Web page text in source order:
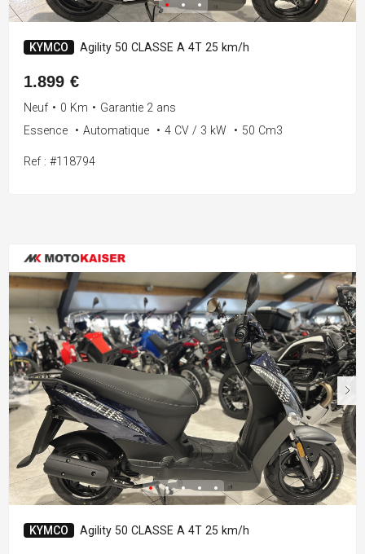
KYMCO Agility 50 CLASSE A 4T 25 km/h
1.899 €
Neuf • 0 Km • Garantie 2 ans
Essence
• Automatique • 4 CV / 3 kW • 50 Cm3
Ref : #118794
KYMCO Agility 50 CLASSE A 4T 25 km/h